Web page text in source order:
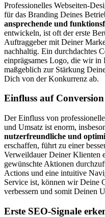
Professionelles Webseiten-
für das Branding Deines
ansprechende und
entwickeln, ist oft der erste
Auftraggeber mit Deiner
nachhaltig. Ein durchdachtes
einprägsames Logo, die wir in
maßgeblich zur Stärkung
Dich von der Konkurrenz ab.
Einfluss auf
Der Einfluss von
und Umsatz ist enorm,
nutzerfreundliche und
erschaffen, führt zu einer
Verweildauer Deiner Klienten
gewünschte Aktionen
Actions und eine intuitive
Service ist, können wir Deine
verbessern und somit Deinen
Erste SEO-Signale